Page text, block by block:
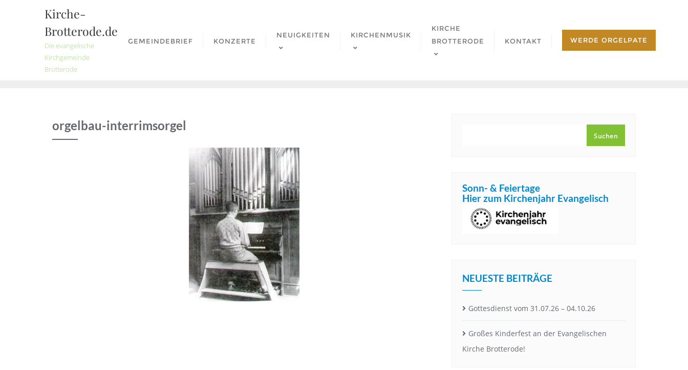
Kirche-
Brotterode.de
Die evangelische
Kirchgemeinde
Brotterode
GEMEINDEBRIEF KONZERTE
NEUIGKEITEN KIRCHENMUSIK
KIRCHE
BROTTERODE
KONTAKT WERDE ORGELPATE
orgelbau-interrimsorgel
Suchen
Sonn- & Feiertage
Hier zum Kirchenjahr Evangelisch
NEUESTE BEITRÄGE
Gottesdienst vom 31.07.26 – 04.10.26
Großes Kinderfest an der Evangelischen
Kirche Brotterode!